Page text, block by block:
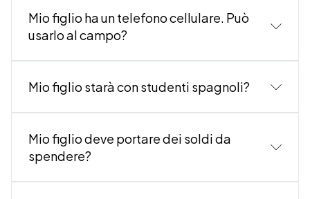
Mio figlio ha un telefono cellulare. Può
usarlo al campo?
Mio figlio starà con studenti spagnoli?
Mio figlio deve portare dei soldi da
spendere?